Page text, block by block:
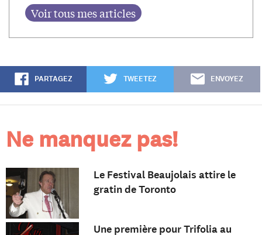
PARTAGEZ TWEETEZ ENVOYEZ
Ne manquez pas!
Le Festival Beaujolais attire le
gratin de Toronto
Une première pour Trifolia au